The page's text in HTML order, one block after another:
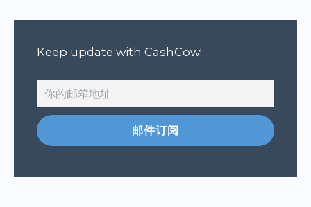
Keep update with CashCow!